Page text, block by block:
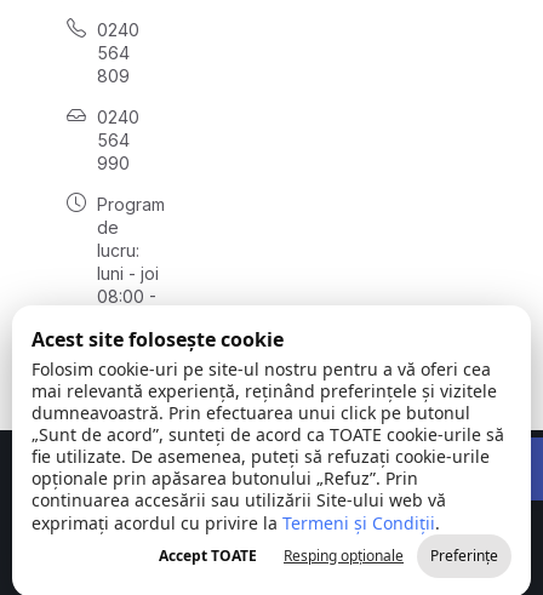
0240
564
809
0240
564
990
Program
de
lucru:
luni - joi
08:00 -
vineri
08:00 -
14:00
Comuna
Stejaru |
județul Tulcea
©
2026
Toate
drepturile
rezervate
Concept realizat deBig Media Relații Publice SRL
Acest site folosește cookie
Folosim cookie-uri pe site-ul nostru pentru a vă oferi cea
mai relevantă experiență, reținând preferințele și vizitele
dumneavoastră. Prin efectuarea unui click pe butonul
„Sunt de acord”, sunteți de acord ca TOATE cookie-urile să
fie utilizate. De asemenea, puteți să refuzați cookie-urile
opționale prin apăsarea butonului „Refuz”. Prin
continuarea accesării sau utilizării Site-ului web vă
exprimați acordul cu privire la Termeni și Condiții.
Accept TOATE Resping opționale Preferințe